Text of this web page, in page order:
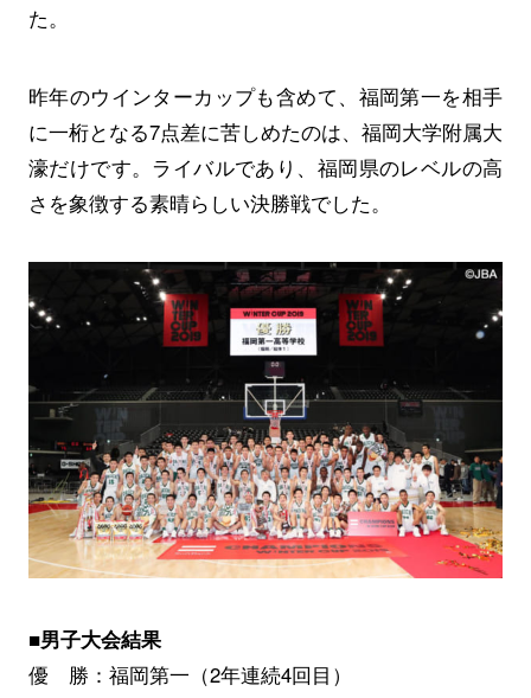
た。
昨年のウインターカップも含めて、福岡第一を相手
に一桁となる7点差に苦しめたのは、福岡大学附属大
濠だけです。ライバルであり、福岡県のレベルの高
さを象徴する素晴らしい決勝戦でした。
■男子大会結果
優 勝：福岡第一（2年連続4回目）